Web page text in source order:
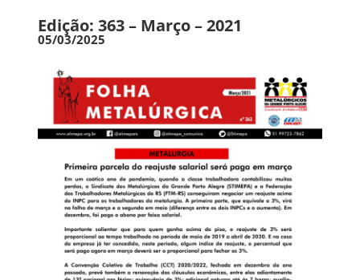
Edição: 363 – Março – 2021
05/03/2025